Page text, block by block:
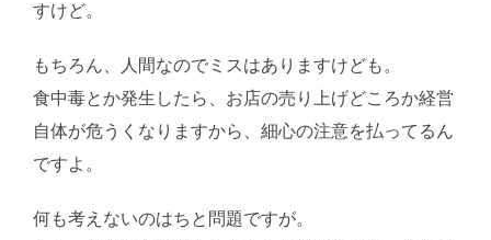
すけど。
もちろん、人間なのでミスはありますけども。
食中毒とか発生したら、お店の売り上げどころか経営
自体が危うくなりますから、細心の注意を払ってるん
ですよ。
何も考えないのはちと問題ですが。